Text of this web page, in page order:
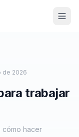
de 2026
trabajar
cómo hacer